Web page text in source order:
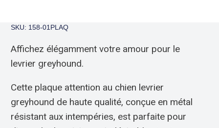
SKU: 158-01PLAQ
Affichez élégamment votre amour pour le
levrier greyhound.
Cette plaque attention au chien levrier
greyhound de haute qualité, conçue en métal
résistant aux intempéries, est parfaite pour